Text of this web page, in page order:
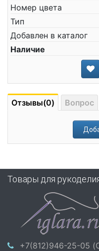
Номер цвета
Тип
Добавлен в каталог
Наличие
Отзывы(0) Вопрос
Товары для
+7(812)946-25-05